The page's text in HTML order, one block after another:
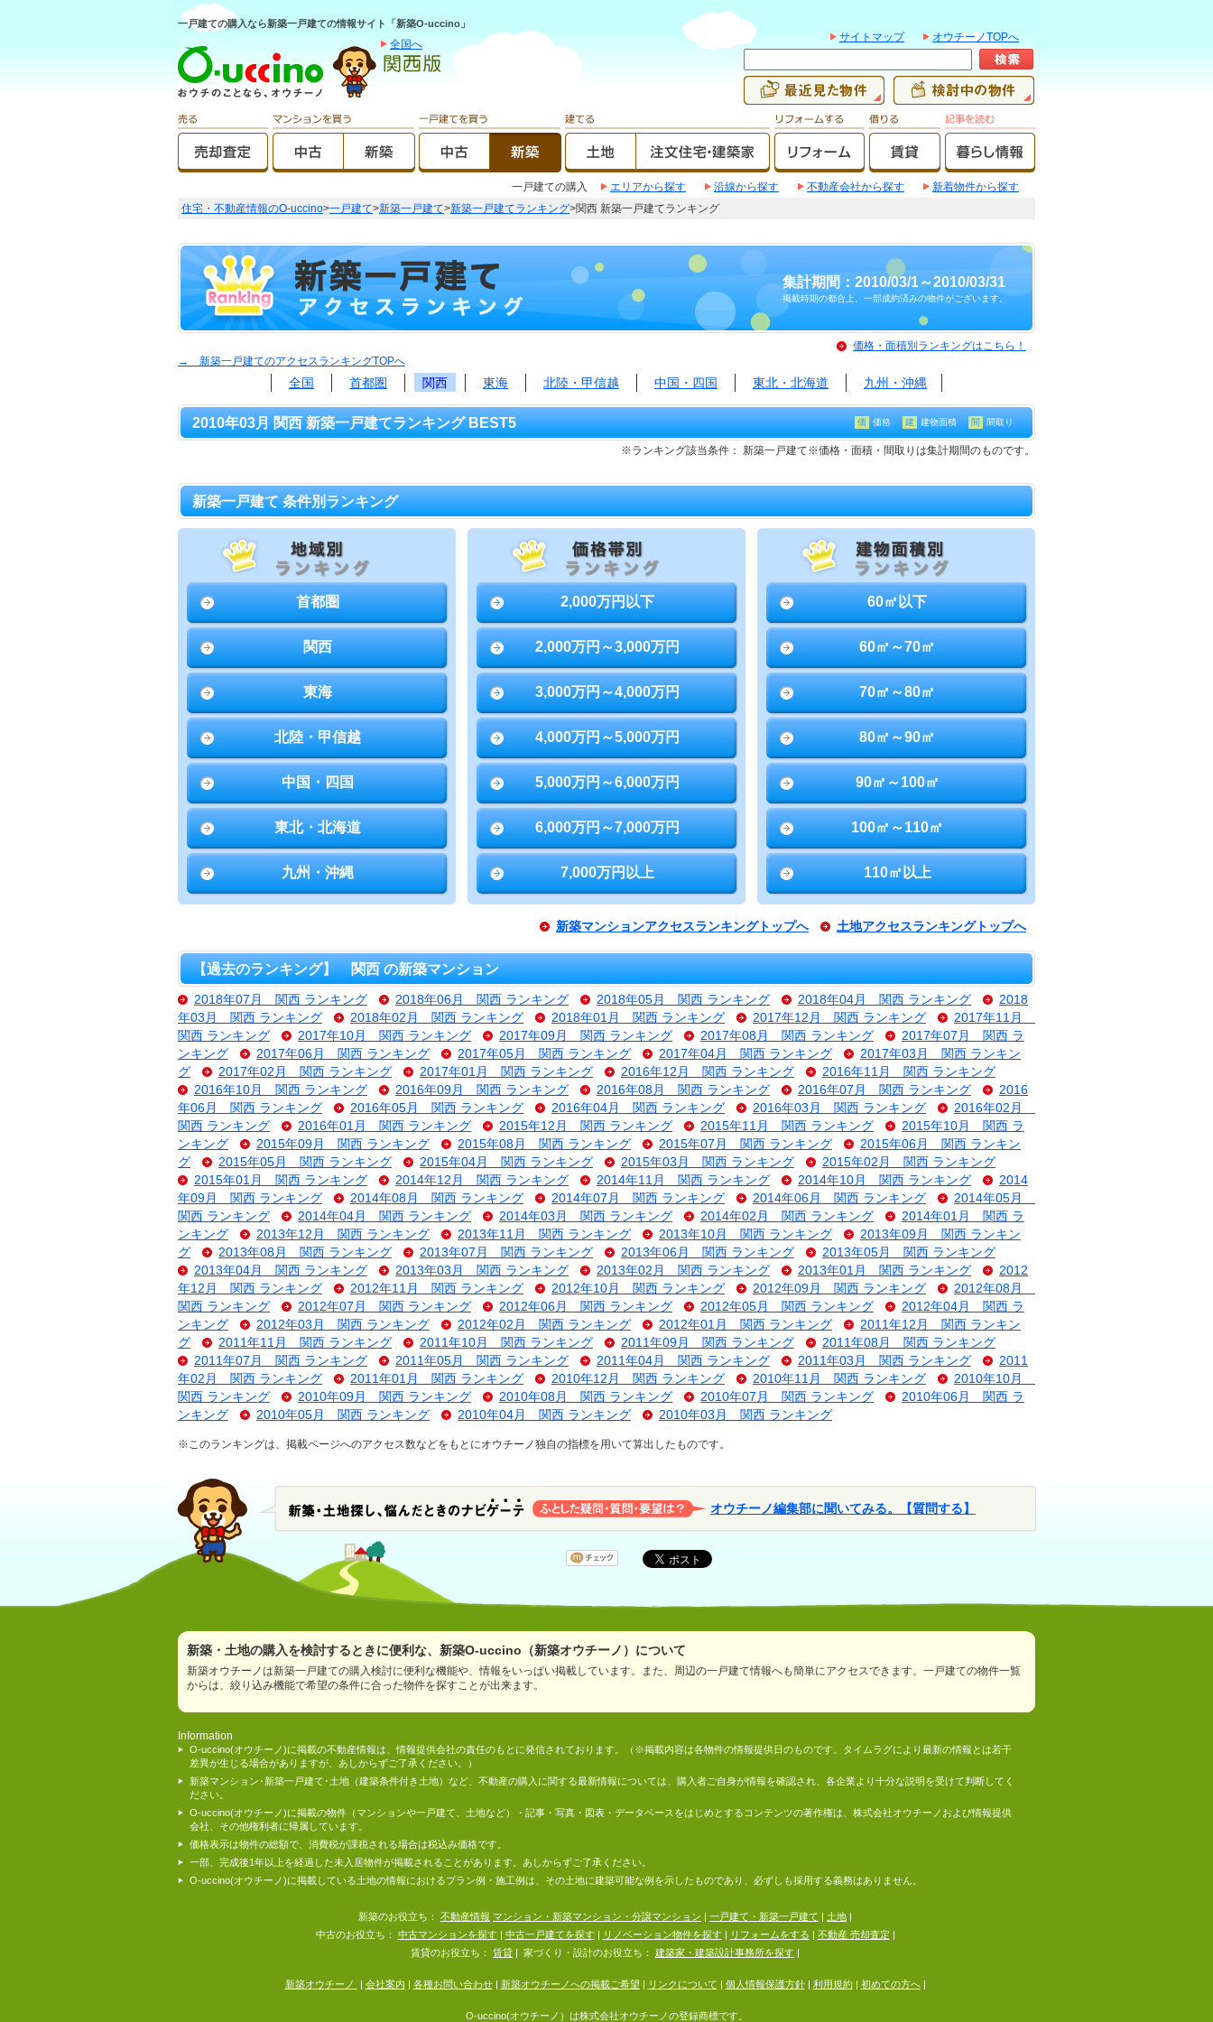
一戸建ての購入なら新築一戸建ての情報サイト「新築O-uccino」
全国へ
サイトマップ オウチーノTOPへ
一戸建ての購入 エリアから探す 沿線から探す 不動産会社から探す
新着物件から探す
住宅・不動産情報のO-uccino>一戸建て>新築一戸建て>新築一戸建てランキング>関西 新築一戸建てランキング
集計期間：2010/03/1～2010/03/31
掲載時期の都合上、一部成約済みの物件がございます。
価格・面積別ランキングはこちら！
→ 新築一戸建てのアクセスランキングTOPへ
全国 首都圏 関西 東海 北陸・甲信越 中国・四国 東北・北海道 九州・沖縄
2010年03月 関西 新築一戸建てランキング BEST5 価 価格 建 建物面積 間 間取り
※ランキング該当条件： 新築一戸建て※価格・面積・間取りは集計期間のものです。
新築一戸建て 条件別ランキング
首都圏
関西
東海
北陸・甲信越
中国・四国
東北・北海道
九州・沖縄
2,000万円以下
2,000万円～3,000万円
3,000万円～4,000万円
4,000万円～5,000万円
5,000万円～6,000万円
6,000万円～7,000万円
7,000万円以上
60㎡以下
60㎡～70㎡
70㎡～80㎡
80㎡～90㎡
90㎡～100㎡
100㎡～110㎡
110㎡以上
新築マンションアクセスランキングトップへ 土地アクセスランキングトップへ
【過去のランキング】 関西 の新築マンション
2018年07月 関西 ランキング 2018年06月 関西 ランキング 2018年05月 関西 ランキング 2018年04月 関西 ランキング
2018
年03月 関西 ランキング
2018年02月 関西 ランキング 2018年01月 関西 ランキング 2017年12月 関西 ランキング
2017年11月
関西 ランキング
2017年10月 関西 ランキング 2017年09月 関西 ランキング 2017年08月 関西 ランキング
2017年07月 関西 ラ
ンキング
2017年06月 関西 ランキング 2017年05月 関西 ランキング 2017年04月 関西 ランキング
2017年03月 関西 ランキン
グ
2017年02月 関西 ランキング 2017年01月 関西 ランキング 2016年12月 関西 ランキング
2016年11月 関西 ランキング
2016年10月 関西 ランキング
2016年09月 関西 ランキング 2016年08月 関西 ランキング 2016年07月 関西 ランキング
2016
年06月 関西 ランキング
2016年05月 関西 ランキング 2016年04月 関西 ランキング 2016年03月 関西 ランキング
2016年02月
関西 ランキング
2016年01月 関西 ランキング 2015年12月 関西 ランキング 2015年11月 関西 ランキング
2015年10月 関西 ラ
ンキング
2015年09月 関西 ランキング 2015年08月 関西 ランキング 2015年07月 関西 ランキング
2015年06月 関西 ランキン
グ
2015年05月 関西 ランキング 2015年04月 関西 ランキング 2015年03月 関西 ランキング
2015年02月 関西 ランキング
2015年01月 関西 ランキング
2014年12月 関西 ランキング 2014年11月 関西 ランキング 2014年10月 関西 ランキング
2014
年09月 関西 ランキング
2014年08月 関西 ランキング 2014年07月 関西 ランキング 2014年06月 関西 ランキング
2014年05月
関西 ランキング
2014年04月 関西 ランキング 2014年03月 関西 ランキング 2014年02月 関西 ランキング
2014年01月 関西 ラ
ンキング
2013年12月 関西 ランキング 2013年11月 関西 ランキング 2013年10月 関西 ランキング
2013年09月 関西 ランキン
グ
2013年08月 関西 ランキング 2013年07月 関西 ランキング 2013年06月 関西 ランキング
2013年05月 関西 ランキング
2013年04月 関西 ランキング
2013年03月 関西 ランキング 2013年02月 関西 ランキング 2013年01月 関西 ランキング
2012
年12月 関西 ランキング
2012年11月 関西 ランキング 2012年10月 関西 ランキング 2012年09月 関西 ランキング
2012年08月
関西 ランキング
2012年07月 関西 ランキング 2012年06月 関西 ランキング 2012年05月 関西 ランキング
2012年04月 関西 ラ
ンキング
2012年03月 関西 ランキング 2012年02月 関西 ランキング 2012年01月 関西 ランキング
2011年12月 関西 ランキン
グ
2011年11月 関西 ランキング 2011年10月 関西 ランキング 2011年09月 関西 ランキング
2011年08月 関西 ランキング
2011年07月 関西 ランキング
2011年05月 関西 ランキング 2011年04月 関西 ランキング 2011年03月 関西 ランキング
2011
年02月 関西 ランキング
2011年01月 関西 ランキング 2010年12月 関西 ランキング 2010年11月 関西 ランキング
2010年10月
関西 ランキング
2010年09月 関西 ランキング 2010年08月 関西 ランキング 2010年07月 関西 ランキング
2010年06月 関西 ラ
ンキング
2010年05月 関西 ランキング 2010年04月 関西 ランキング 2010年03月 関西 ランキング
※このランキングは、掲載ページへのアクセス数などをもとにオウチーノ独自の指標を用いて算出したものです。
オウチーノ編集部に聞いてみる。【質問する】
新築・土地の購入を検討するときに便利な、新築O-uccino（新築オウチーノ）について
新築オウチーノは新築一戸建ての購入検討に便利な機能や、情報をいっぱい掲載しています。また、周辺の一戸建て情報へも簡単にアクセスできます。一戸建ての物件一覧
からは、絞り込み機能で希望の条件に合った物件を探すことが出来ます。
Information
O-uccino(オウチーノ)に掲載の不動産情報は、情報提供会社の責任のもとに発信されております。（※掲載内容は各物件の情報提供日のものです。タイムラグにより最新の情報とは若干
差異が生じる場合がありますが、あしからずご了承ください。）
新築マンション･新築一戸建て･土地（建築条件付き土地）など、不動産の購入に関する最新情報については、購入者ご自身が情報を確認され、各企業より十分な説明を受けて判断してく
ださい。
O-uccino(オウチーノ)に掲載の物件（マンションや一戸建て、土地など）・記事・写真・図表・データベースをはじめとするコンテンツの著作権は、株式会社オウチーノおよび情報提供
会社、その他権利者に帰属しています。
価格表示は物件の総額で、消費税が課税される場合は税込み価格です。
一部、完成後1年以上を経過した未入居物件が掲載されることがあります。あしからずご了承ください。
O-uccino(オウチーノ)に掲載している土地の情報におけるプラン例・施工例は、その土地に建築可能な例を示したものであり、必ずしも採用する義務はありません。
新築のお役立ち： 不動産情報 マンション・新築マンション・分譲マンション 一戸建て・新築一戸建て 土地
中古のお役立ち：
中古マンションを探す| 中古一戸建てを探す| リノベーション物件を探す| リフォームをする 不動産 売却査定
賃貸のお役立ち：
賃貸 家づくり・設計のお役立ち： 建築家・建築設計事務所を探す
新築オウチーノ 会社案内 各種お問い合わせ| 新築オウチーノへの掲載ご希望 リンクについて 個人情報保護方針| 利用規約| 初めての方へ|
O-uccino(オウチーノ）は株式会社オウチーノの登録商標です。